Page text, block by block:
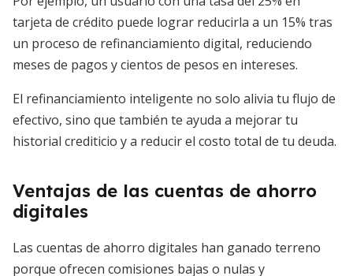
tarjeta de crédito puede lograr reducirla a un 15% tras
un proceso de refinanciamiento digital, reduciendo
meses de pagos y cientos de pesos en intereses.
El refinanciamiento inteligente no solo alivia tu flujo de
efectivo, sino que también te ayuda a mejorar tu
historial crediticio y a reducir el costo total de tu deuda.
Ventajas de las cuentas de ahorro
digitales
Las cuentas de ahorro digitales han ganado terreno
porque ofrecen comisiones bajas o nulas y